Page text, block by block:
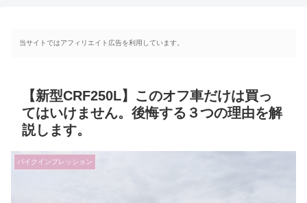
当サイトではアフィリエイト広告を利用しています。
【新型CRF250L】このオフ車だけは買っ
てはいけません。後悔する３つの理由を解
説します。
バイクインプレッション